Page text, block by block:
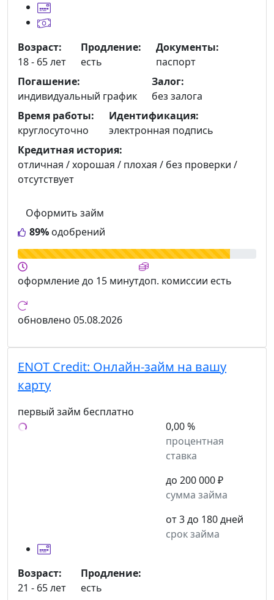
89% одобрений
Оформить займ
Возраст:
18 - 65 лет
Продление:
есть
Документы:
паспорт
Погашение:
индивидуальный график
Залог:
без залога
Время работы:
круглосуточно
Идентификация:
электронная подпись
Кредитная история:
отличная / хорошая / плохая / без проверки /
отсутствует
оформлениедо 15 минутдоп. комиссии есть
обновлено 05.08.2026
ENOT Credit: Онлайн-займ на вашу
карту
первый займ бесплатно
0,00 %
процентная
ставка
до 200 000 ₽
сумма займа
от 3 до 180 дней
срок займа
Возраст:
21 - 65 лет
Продление:
есть